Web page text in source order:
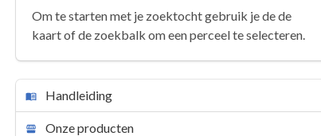
Om te starten met je zoektocht gebruik je de de
kaart of de zoekbalk om een perceel te selecteren.
Handleiding
Onze producten